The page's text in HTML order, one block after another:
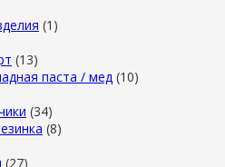
(1)
(13)
паста / мед (10)
(34)
(8)
(27)